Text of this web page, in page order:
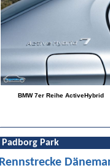
BMW 7er Reihe ActiveHybrid
Padborg Park
Rennstrecke